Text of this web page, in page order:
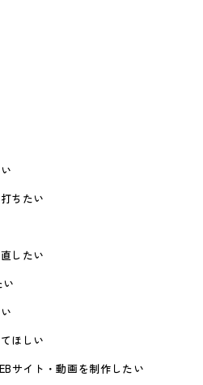
ちたい
したい
ほしい
サイト・動画を制作したい